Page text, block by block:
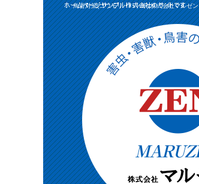
鳥害対策(コウモリ・ハト等)|株式会社マルゼン